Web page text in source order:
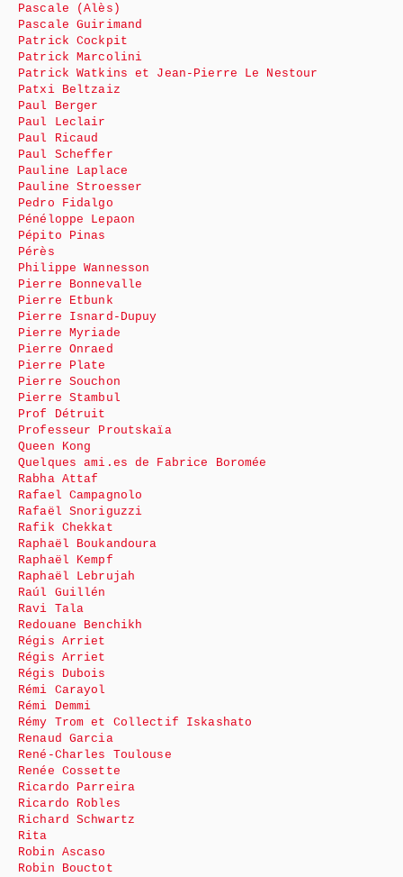
Pascale (Alès)
Pascale Guirimand
Patrick Cockpit
Patrick Marcolini
Patrick Watkins et Jean-Pierre Le Nestour
Patxi Beltzaiz
Paul Berger
Paul Leclair
Paul Ricaud
Paul Scheffer
Pauline Laplace
Pauline Stroesser
Pedro Fidalgo
Pénéloppe Lepaon
Pépito Pinas
Pérès
Philippe Wannesson
Pierre Bonnevalle
Pierre Etbunk
Pierre Isnard-Dupuy
Pierre Myriade
Pierre Onraed
Pierre Plate
Pierre Souchon
Pierre Stambul
Prof Détruit
Professeur Proutskaïa
Queen Kong
Quelques ami.es de Fabrice Boromée
Rabha Attaf
Rafael Campagnolo
Rafaël Snoriguzzi
Rafik Chekkat
Raphaël Boukandoura
Raphaël Kempf
Raphaël Lebrujah
Raúl Guillén
Ravi Tala
Redouane Benchikh
Régis Arriet
Régis Arriet
Régis Dubois
Rémi Carayol
Rémi Demmi
Rémy Trom et Collectif Iskashato
Renaud Garcia
René-Charles Toulouse
Renée Cossette
Ricardo Parreira
Ricardo Robles
Richard Schwartz
Rita
Robin Ascaso
Robin Bouctot